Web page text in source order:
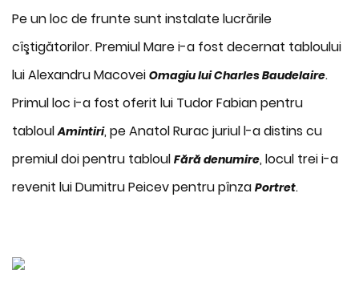
Pe un loc de frunte sunt instalate lucrările
cîştigătorilor. Premiul Mare i-a fost decernat tabloului
lui Alexandru Macovei Omagiu lui Charles Baudelaire.
Primul loc i-a fost oferit lui Tudor Fabian pentru
tabloulAmintiri, pe Anatol Rurac juriul l-a distins cu
premiul doi pentru tabloul Fără denumire, locul trei i-a
revenit lui Dumitru Peicev pentru pînza Portret.